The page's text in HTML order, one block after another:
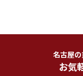
名古屋
お気